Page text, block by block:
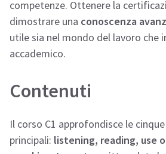
competenze. Ottenere la
dimostrare una conoscenza
utile sia nel mondo del lavoro che
accademico.
Contenuti
Il corso C1 approfondisce le
principali: listening, reading, use